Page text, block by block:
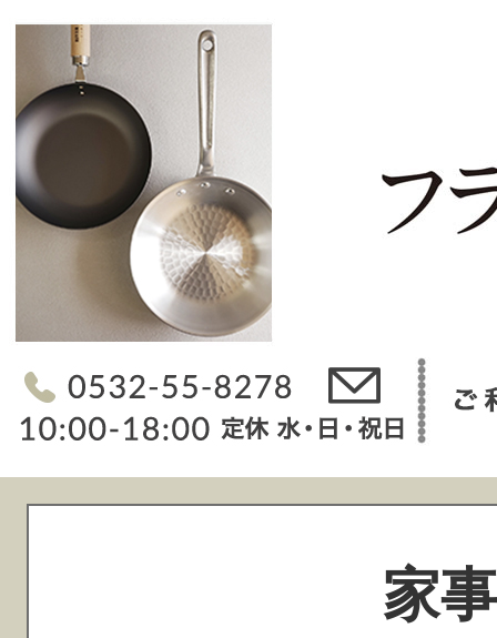
家